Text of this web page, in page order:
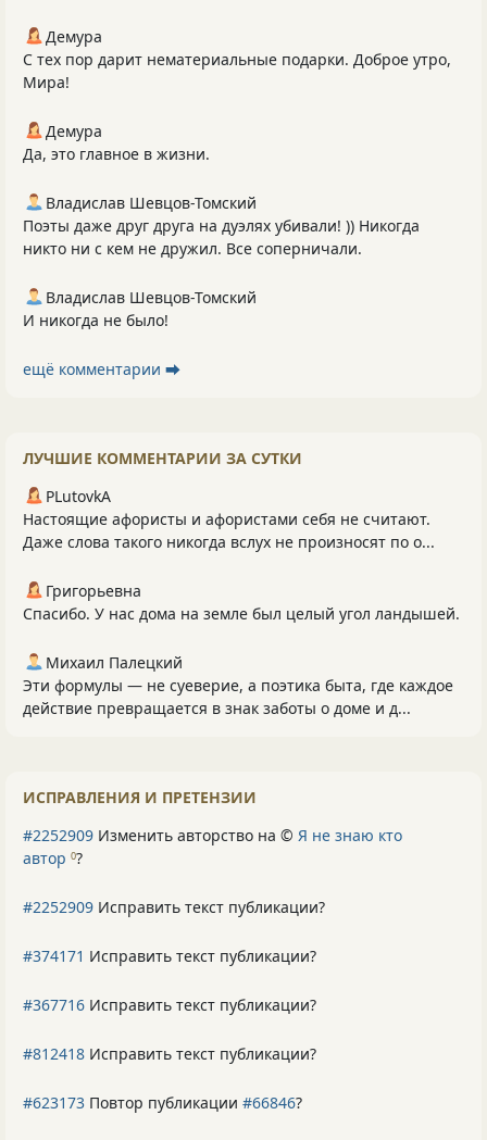
Демура
С тех пор дарит нематериальные подарки. Доброе утро,
Мира!
Демура
Да, это главное в жизни.
Владислав Шевцов-Томский
Поэты даже друг друга на дуэлях убивали! )) Никогда
никто ни с кем не дружил. Все соперничали.
Владислав Шевцов-Томский
И никогда не было!
ещё комментарии ⮕
ЛУЧШИЕ КОММЕНТАРИИ ЗА СУТКИ
PLutоvkА
Настоящие афористы и афористами себя не считают.
Даже слова такого никогда вслух не произносят по о...
Григорьевна
Спасибо. У нас дома на земле был целый угол ландышей.
Михаил Палецкий
Эти формулы — не суеверие, а поэтика быта, где каждое
действие превращается в знак заботы о доме и д...
ИСПРАВЛЕНИЯ И ПРЕТЕНЗИИ
#2252909 Изменить авторство на © Я не знаю кто
автор 0?
#2252909 Исправить текст публикации?
#374171 Исправить текст публикации?
#367716 Исправить текст публикации?
#812418 Исправить текст публикации?
#623173 Повтор публикации #66846?